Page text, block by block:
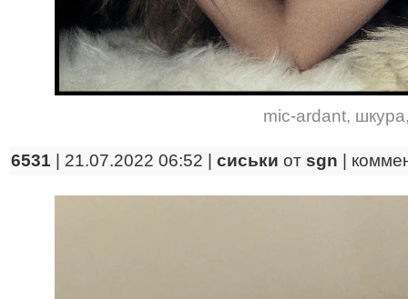
mic-ardant, шкура
6531 | 21.07.2022 06:52 | сиськи от sgn